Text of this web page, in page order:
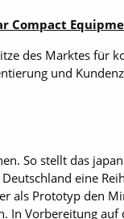
Compact
des Marktes für
und
So stellt das
eine
als Prototyp den
In Vorbereitung